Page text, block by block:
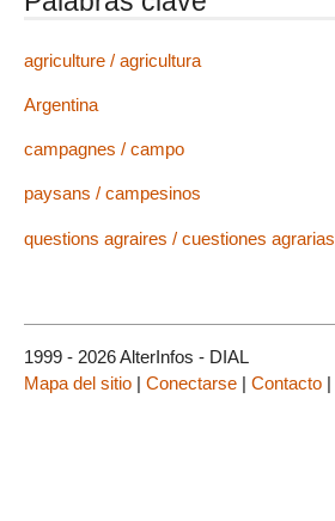
agriculture / agricultura
Argentina
campagnes / campo
paysans / campesinos
questions agraires / cuestiones agrarias
1999 - 2026 AlterInfos - DIAL
Mapa del sitio | Conectarse | Contacto |